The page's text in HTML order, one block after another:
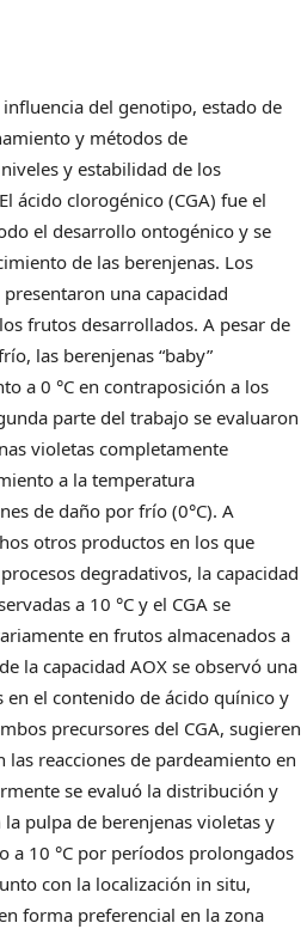
del genotipo, estado de
y métodos de
y estabilidad de los
ácido clorogénico (CGA) fue el
el desarrollo ontogénico y se
de las berenjenas. Los
una capacidad
frutos desarrollados. A pesar de
las berenjenas “baby”
a 0 °C en contraposición a los
parte del trabajo se evaluaron
violetas completamente
a la temperatura
de daño por frío (0°C). A
otros productos en los que
degradativos, la capacidad
a 10 °C y el CGA se
en frutos almacenados a
la capacidad AOX se observó una
en el contenido de ácido quínico y
precursores del CGA, sugieren
las reacciones de pardeamiento en
se evaluó la distribución y
pulpa de berenjenas violetas y
a 10 °C por períodos prolongados
con la localización in situ,
forma preferencial en la zona